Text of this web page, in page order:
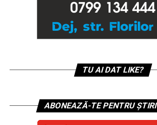
TU AI DAT LIKE?
ABONEAZĂ-TE PENTRU